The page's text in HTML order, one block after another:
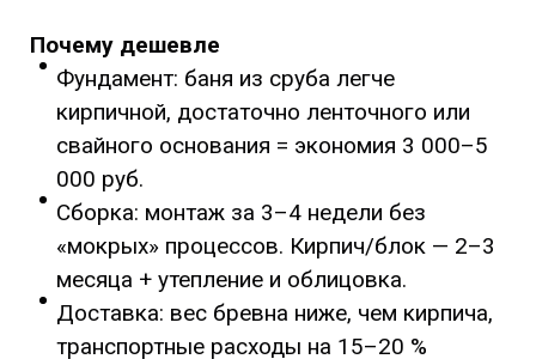
Почему дешевле
Фундамент: баня из сруба легче
кирпичной, достаточно ленточного или
свайного основания = экономия 3 000–5
000 руб.
Сборка: монтаж за 3–4 недели без
«мокрых» процессов. Кирпич/блок — 2–3
месяца + утепление и облицовка.
Доставка: вес бревна ниже, чем кирпича,
транспортные расходы на 15–20 %